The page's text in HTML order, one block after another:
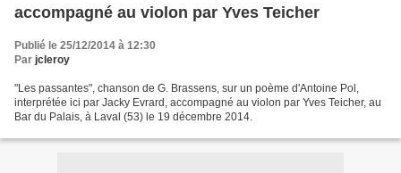
accompagné au violon par Yves Teicher
Publié le 25/12/2014 à 12:30
Par jcleroy
"Les passantes", chanson de G. Brassens, sur un poème d'Antoine Pol,
interprétée ici par Jacky Evrard, accompagné au violon par Yves Teicher, au
Bar du Palais, à Laval (53) le 19 décembre 2014.